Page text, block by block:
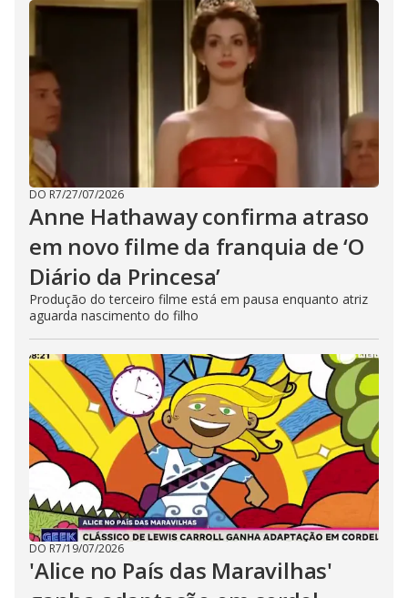
DO R7/27/07/2026
Anne Hathaway confirma atraso
em novo filme da franquia de ‘O
Diário da Princesa’
Produção do terceiro filme está em pausa enquanto atriz
aguarda nascimento do filho
DO R7/19/07/2026
'Alice no País das Maravilhas'